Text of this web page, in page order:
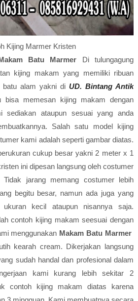
Kijing Marmer Kristen
Batu Marmer Di tulungagung
kijing makam yang memiliki ribuan
batu alam yakni diUD. Bintang Antik
bisa memesan kijing makam dengan
sediakan ataupun sesuai yang anda
Salah satu model kijing
kami adalah seperti gambar diatas.
cukup besar yakni 2 meter x 1
ini dipesan langsung oleh costumer
jarang memang costumer lebih
begitu besar, namun ada juga yang
kecil ataupun nisannya saja.
contoh kijing makam seesuai dengan
menggunakan Makam Batu Marmer
kearah cream. Dikerjakan langsung
sudah handal dan profesional dalam
kami kurang lebih sekitar 2
contoh kijing makam diatas karena